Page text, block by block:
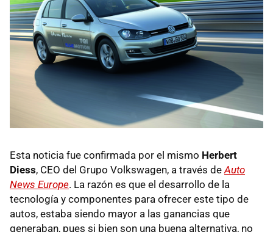
Esta noticia fue confirmada por el mismo Herbert
Diess, CEO del Grupo Volkswagen, a través de Auto
News Europe. La razón es que el desarrollo de la
tecnología y componentes para ofrecer este tipo de
autos, estaba siendo mayor a las ganancias que
generaban, pues si bien son una buena alternativa, no